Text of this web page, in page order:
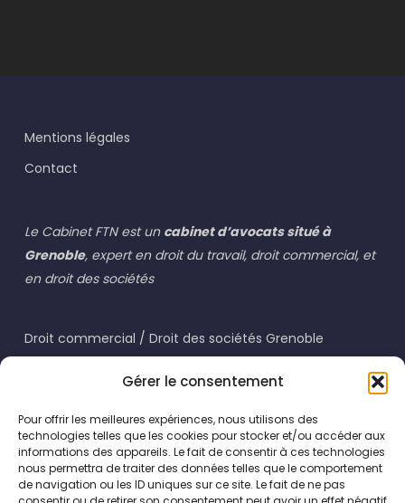
Gérer le consentement
Pour offrir les meilleures expériences, nous utilisons des
technologies telles que les cookies pour stocker et/ou accéder aux
informations des appareils. Le fait de consentir à ces technologies
nous permettra de traiter des données telles que le comportement
de navigation ou les ID uniques sur ce site. Le fait de ne pas
Mentions légales
Contact
Le Cabinet FTN est un cabinet d’avocats situé à
Grenoble, expert en droit du travail, droit commercial, et
en droit des sociétés
Droit commercial / Droit des sociétés Grenoble